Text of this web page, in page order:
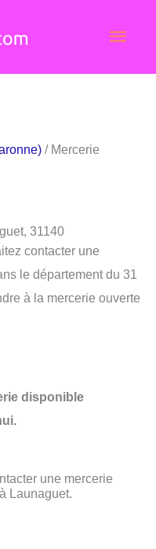
/ Mercerie
31140
contacter une
le département du 31
à la mercerie ouverte
disponible
une mercerie
Launaguet.